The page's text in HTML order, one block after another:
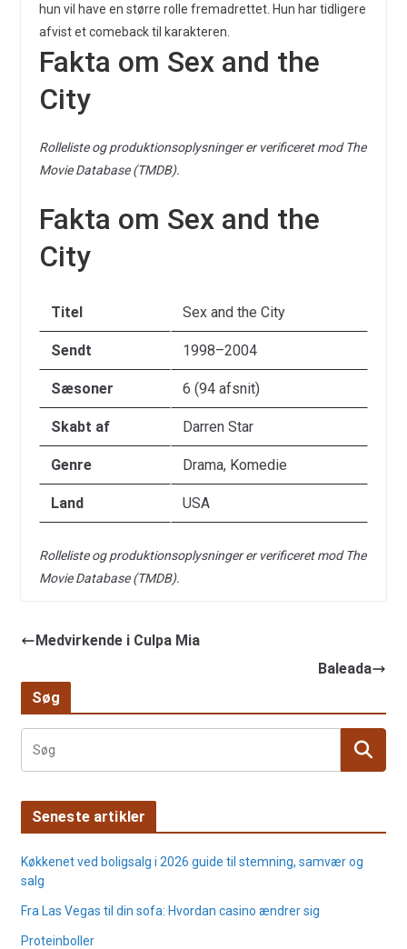
hun vil have en større rolle fremadrettet. Hun har tidligere
afvist et comeback til karakteren.
Fakta om Sex and the
City
Rolleliste og produktionsoplysninger er verificeret mod The
Movie Database (TMDB).
Fakta om Sex and the
City
Titel Sex and the City
Sendt 1998–2004
Sæsoner 6 (94 afsnit)
Skabt af Darren Star
Genre Drama, Komedie
Land USA
Rolleliste og produktionsoplysninger er verificeret mod The
Movie Database (TMDB).
Medvirkende i Culpa Mia
Baleada
Søg
Seneste artikler
Køkkenet ved boligsalg i 2026 guide til stemning, samvær og
salg
Fra Las Vegas til din sofa: Hvordan casino ændrer sig
Proteinboller